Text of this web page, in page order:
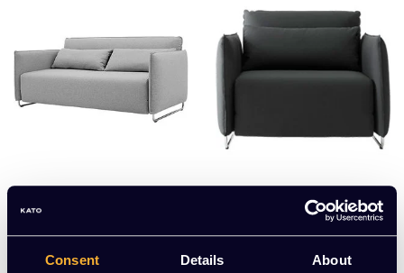
Consent Details About
Cord sofa
EUR 1.404,00 Excl.
Cord lounge stoel
EUR 1.084,00 Excl.